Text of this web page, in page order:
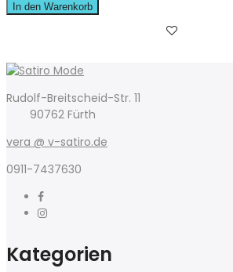
In den Warenkorb
Rudolf-Breitscheid-Str. 11
90762 Fürth
vera @ v-satiro.de
0911-7437630
Kategorien